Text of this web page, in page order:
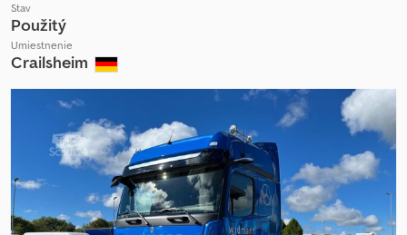
Stav
Použitý
Umiestnenie
Crailsheim